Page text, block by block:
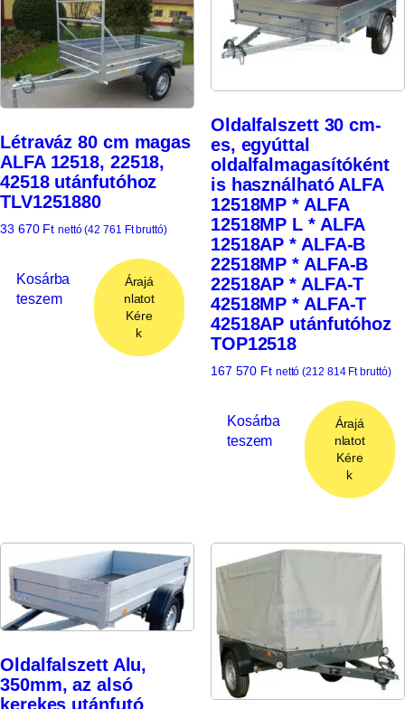
Létraváz 80 cm magas
ALFA 12518, 22518,
42518 utánfutóhoz
TLV1251880
33 670 Ft nettó (42 761 Ftbruttó)
Kosárba
teszem
Árajá
nlatot
Kére
k
Oldalfalszett 30 cm-
es, egyúttal
oldalfalmagasítóként
is használható ALFA
12518MP * ALFA
12518MP L * ALFA
12518AP * ALFA-B
22518MP * ALFA-B
22518AP * ALFA-T
42518MP * ALFA-T
42518AP utánfutóhoz
TOP12518
167 570 Ft nettó (212 814 Ftbruttó)
Kosárba
teszem
Árajá
nlatot
Kére
k
Oldalfalszett Alu,
350mm, az alsó
kerekes utánfutó